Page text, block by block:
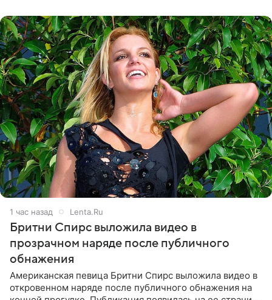
1 час назад Lenta.Ru
Бритни Спирс выложила видео в
прозрачном наряде после публичного
обнажения
Американская певица Бритни Спирс выложила видео в
откровенном наряде после публичного обнажения на